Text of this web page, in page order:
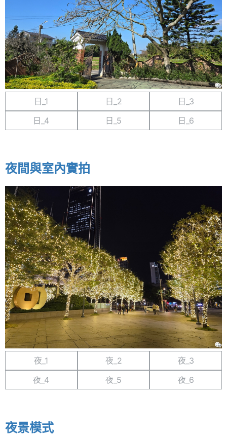
日_1 日_2
日_3
日_4
日_5 日_6
夜間與室內實拍
夜_1 夜_2
夜_3
夜_4
夜_5 夜_6
夜景模式